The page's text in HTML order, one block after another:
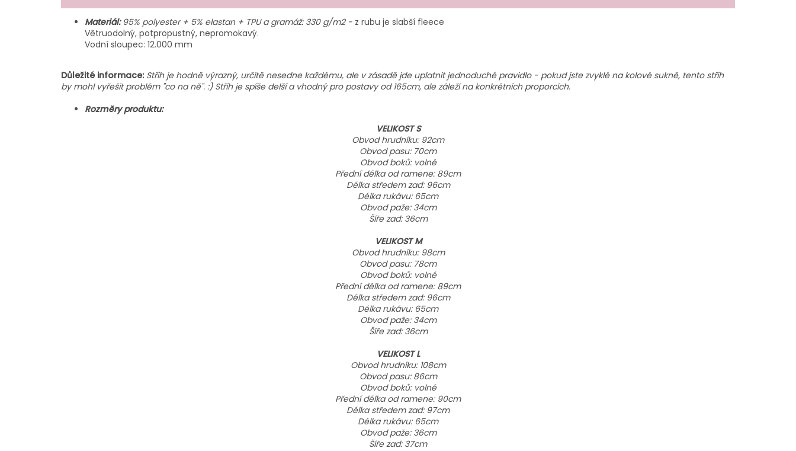
Materiál:95% polyester + 5% elastan + TPU a gramáž: 330 g/m2 - z rubu je slabší fleece
Větruodolný, potpropustný, nepromokavý.
Vodní sloupec: 12.000 mm
Důležité informace: Střih je hodně výrazný, určitě nesedne každému, ale v zásadě jde uplatnit jednoduché pravidlo - pokud jste zvyklé na kolové sukně, tento střih
by mohl vyřešit problém "co na ně". :) Střih je spíše delší a vhodný pro postavy od 165cm, ale záleží na konkrétních proporcích.
Rozměry produktu:
VELIKOST S
Obvod hrudníku: 92cm
Obvod pasu: 70cm
Obvod boků: volné
Přední délka od ramene: 89cm
Délka středem zad: 96cm
Délka rukávu: 65cm
Obvod paže: 34cm
Šíře zad: 36cm
VELIKOST M
Obvod hrudníku: 98cm
Obvod pasu: 78cm
Obvod boků: volné
Přední délka od ramene: 89cm
Délka středem zad: 96cm
Délka rukávu: 65cm
Obvod paže: 34cm
Šíře zad: 36cm
VELIKOST L
Obvod hrudníku: 108cm
Obvod pasu: 86cm
Obvod boků: volné
Přední délka od ramene: 90cm
Délka středem zad: 97cm
Délka rukávu: 65cm
Obvod paže: 36cm
Šíře zad: 37cm